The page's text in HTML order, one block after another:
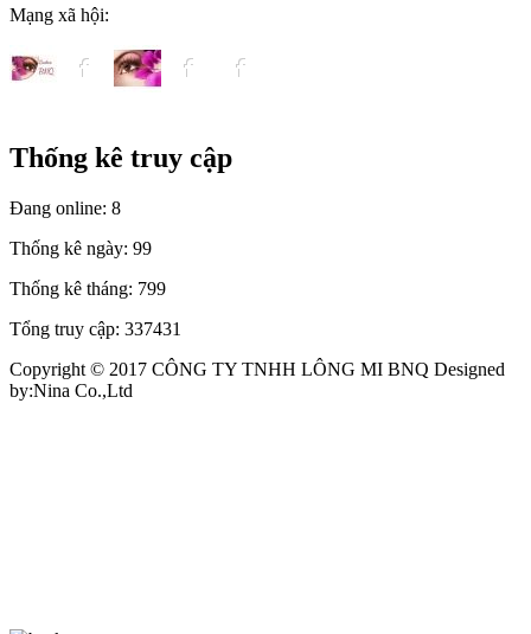
Mạng xã hội:
Thống kê truy cập
Đang online: 8
Thống kê ngày: 99
Thống kê tháng: 799
Tổng truy cập: 337431
Copyright © 2017 CÔNG TY TNHH LÔNG MI BNQ Designed
by:Nina Co.,Ltd